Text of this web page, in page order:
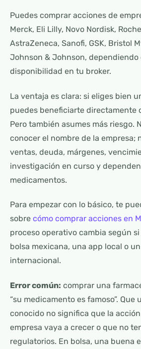
Puedes comprar acciones de
Merck, Eli Lilly, Novo Nordisk,
AstraZeneca, Sanofi, GSK, Bristol
Johnson & Johnson, dependiendo
disponibilidad en tu broker.
La ventaja es clara: si eliges bien
puedes beneficiarte directamente
Pero también asumes más riesgo.
conocer el nombre de la empresa;
ventas, deuda, márgenes,
investigación en curso y
medicamentos.
Para empezar con lo básico, te
sobre cómo comprar acciones en
proceso operativo cambia según
bolsa mexicana, una app local o
internacional.
Error común: comprar una
“su medicamento es famoso”. Que
conocido no significa que la
empresa vaya a crecer o que no
regulatorios. En bolsa, una buena